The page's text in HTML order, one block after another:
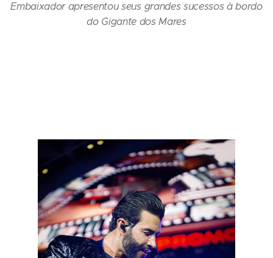
Embaixador apresentou seus grandes sucessos à bordo
do Gigante dos Mares